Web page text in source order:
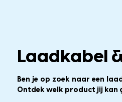
Laadkabel
Ben je op zoek naar een
Ontdek welk product jij kan